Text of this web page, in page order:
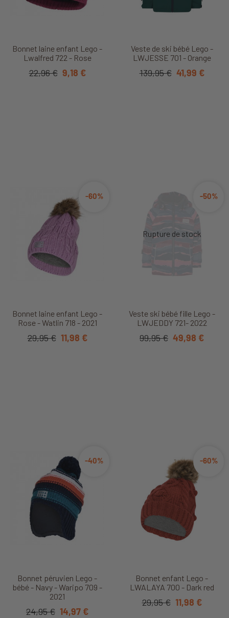
Bonnet laine enfant Lego -
Lwalfred 722 - Rose
22,96 € 9,18 €
Veste de ski bébé Lego -
LWJESSE 701 - Orange
139,95 € 41,99 €
Bonnet laine enfant Lego -
Rose - Watlin 718 - 2021
-60%
29,95 € 11,98 €
Veste ski bébé fille Lego -
LWJEDDY 721- 2022
-50%
99,95 € 49,98 €
Bonnet péruvien Lego -
bébé - Navy - Waripo 709 -
2021
-40%
24,95 € 14,97 €
Bonnet enfant Lego -
LWALAYA 700 - Dark red
-60%
29,95 € 11,98 €